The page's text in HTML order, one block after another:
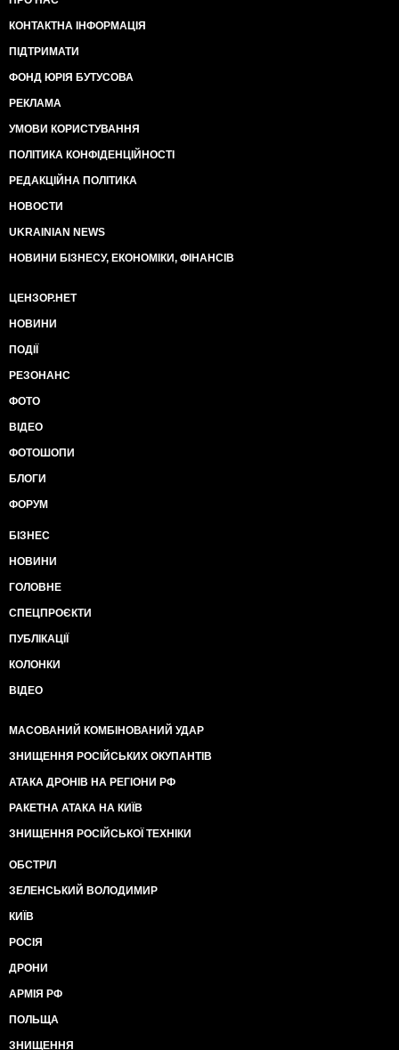
КОНТАКТНА ІНФОРМАЦІЯ
ПІДТРИМАТИ
ФОНД ЮРІЯ БУТУСОВА
РЕКЛАМА
УМОВИ КОРИСТУВАННЯ
ПОЛІТИКА КОНФІДЕНЦІЙНОСТІ
РЕДАКЦІЙНА ПОЛІТИКА
НОВОСТИ
UKRAINIAN NEWS
НОВИНИ БІЗНЕСУ, ЕКОНОМІКИ, ФІНАНСІВ
ЦЕНЗОР.НЕТ
НОВИНИ
ПОДІЇ
РЕЗОНАНС
ФОТО
ВІДЕО
ФОТОШОПИ
БЛОГИ
ФОРУМ
БІЗНЕС
НОВИНИ
ГОЛОВНЕ
СПЕЦПРОЄКТИ
ПУБЛІКАЦІЇ
КОЛОНКИ
ВІДЕО
МАСОВАНИЙ КОМБІНОВАНИЙ УДАР
ЗНИЩЕННЯ РОСІЙСЬКИХ ОКУПАНТІВ
АТАКА ДРОНІВ НА РЕГІОНИ РФ
РАКЕТНА АТАКА НА КИЇВ
ЗНИЩЕННЯ РОСІЙСЬКОЇ ТЕХНІКИ
ОБСТРІЛ
ЗЕЛЕНСЬКИЙ ВОЛОДИМИР
КИЇВ
РОСІЯ
ДРОНИ
АРМІЯ РФ
ПОЛЬЩА
ЗНИЩЕННЯ